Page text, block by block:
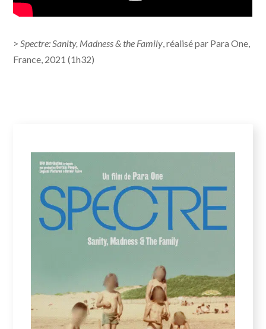
> Spectre: Sanity, Madness & the Family , réalisé par Para One,
France, 2021 (1h32)